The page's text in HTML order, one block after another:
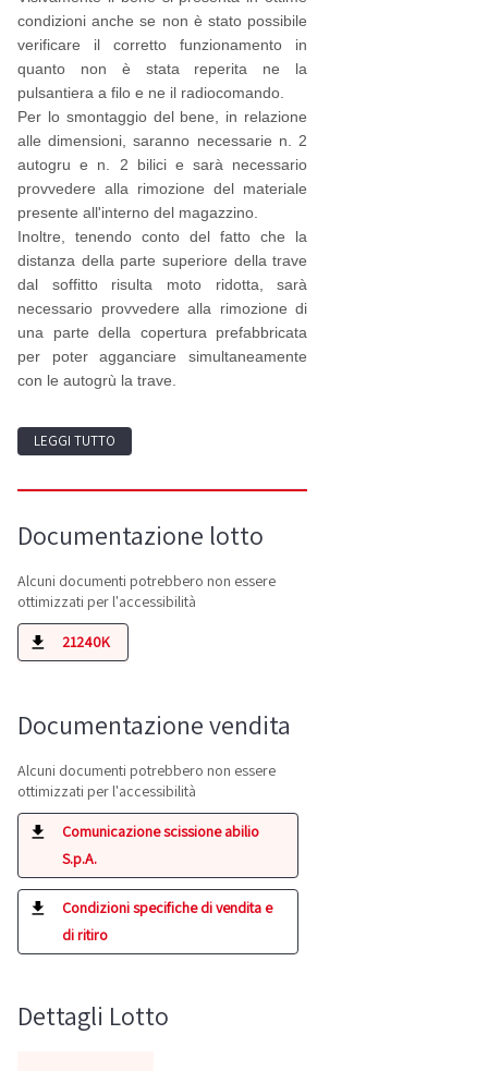
condizioni anche se non è stato possibile
verificare il corretto funzionamento in
quanto non è stata reperita ne la
pulsantiera a filo e ne il radiocomando.
Per lo smontaggio del bene, in relazione
alle dimensioni, saranno necessarie n. 2
autogru e n. 2 bilici e sarà necessario
provvedere alla rimozione del materiale
presente all'interno del magazzino.
Inoltre, tenendo conto del fatto che la
distanza della parte superiore della trave
dal soffitto risulta moto ridotta, sarà
necessario provvedere alla rimozione di
una parte della copertura prefabbricata
per poter agganciare simultaneamente
con le autogrù la trave.
LEGGI TUTTO
Documentazione lotto
Alcuni documenti potrebbero non essere
ottimizzati per l'accessibilità
21240K
Documentazione vendita
Alcuni documenti potrebbero non essere
ottimizzati per l'accessibilità
Comunicazione scissione abilio
S.p.A.
Condizioni specifiche di vendita e
di ritiro
Dettagli Lotto